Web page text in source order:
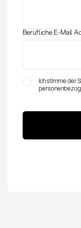
Berufliche E-Mail
Ich stimme der